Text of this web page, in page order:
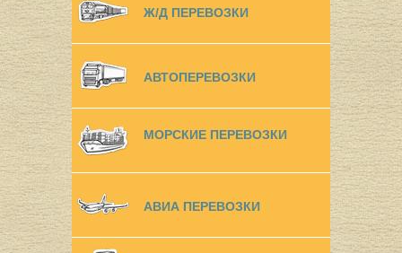
Ж/Д ПЕРЕВОЗКИ
АВТОПЕРЕВОЗКИ
МОРСКИЕ ПЕРЕВОЗКИ
АВИА ПЕРЕВОЗКИ